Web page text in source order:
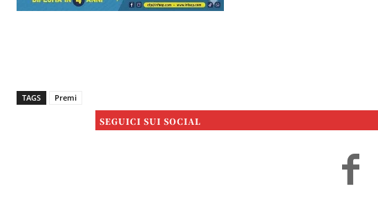
TAGS Premi
SEGUICI SUI SOCIAL